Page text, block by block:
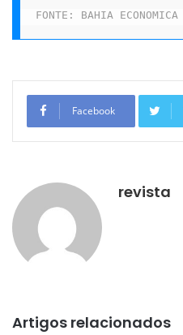
FONTE: BAHIA ECONOMICA
Facebook
revista
Artigos relacionados